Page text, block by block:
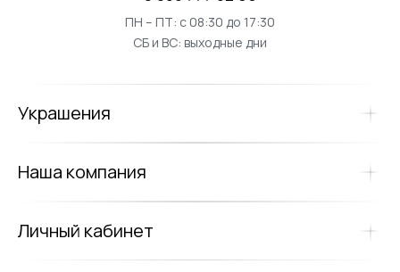
ПН – ПТ: с 08:30 до 17:30
СБ и ВС: выходные дни
Украшения
Наша компания
Личный кабинет